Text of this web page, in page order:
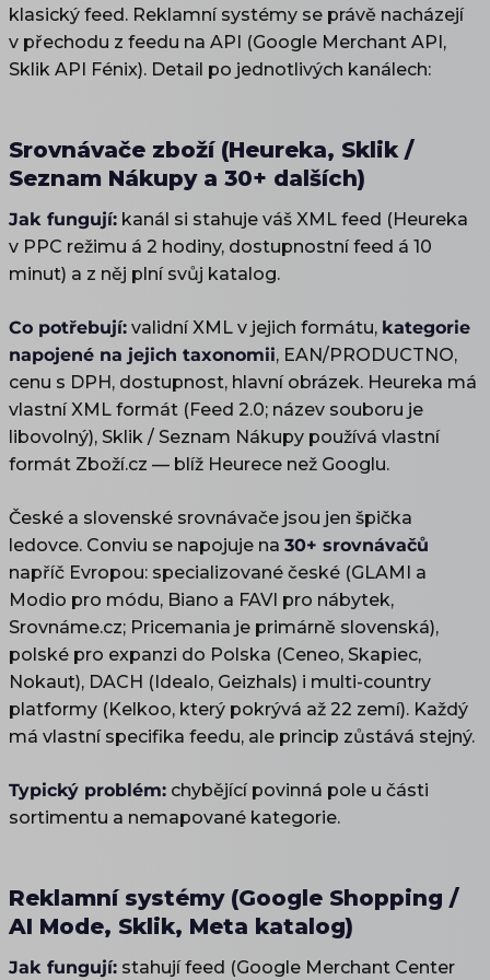
klasický feed. Reklamní systémy se právě nacházejí
v přechodu z feedu na API (Google Merchant API,
Sklik API Fénix). Detail po jednotlivých kanálech:
Srovnávače zboží (Heureka, Sklik /
Seznam Nákupy a 30+ dalších)
Jak fungují: kanál si stahuje váš XML feed (Heureka
v PPC režimu á 2 hodiny, dostupnostní feed á 10
minut) a z něj plní svůj katalog.
Co potřebují: validní XML v jejich formátu, kategorie
napojené na jejich taxonomii, EAN/PRODUCTNO,
cenu s DPH, dostupnost, hlavní obrázek. Heureka má
vlastní XML formát (Feed 2.0; název souboru je
libovolný), Sklik / Seznam Nákupy používá vlastní
formát Zboží.cz — blíž Heurece než Googlu.
České a slovenské srovnávače jsou jen špička
ledovce. Conviu se napojuje na 30+ srovnávačů
napříč Evropou: specializované české (GLAMI a
Modio pro módu, Biano a FAVI pro nábytek,
Srovnáme.cz; Pricemania je primárně slovenská),
polské pro expanzi do Polska (Ceneo, Skapiec,
Nokaut), DACH (Idealo, Geizhals) i multi-country
platformy (Kelkoo, který pokrývá až 22 zemí). Každý
má vlastní specifika feedu, ale princip zůstává stejný.
Typický problém: chybějící povinná pole u části
sortimentu a nemapované kategorie.
Reklamní systémy (Google Shopping /
AI Mode, Sklik, Meta katalog)
Jak fungují: stahují feed (Google Merchant Center